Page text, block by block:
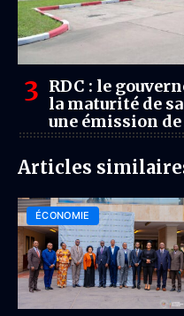
RDC : le
la maturité de
une émission
Articles
ÉCONOMIE